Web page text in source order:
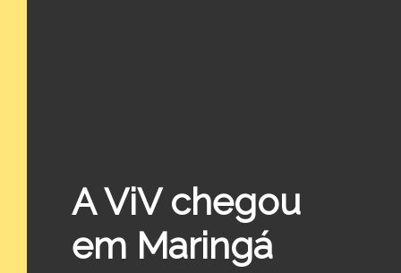
A ViV chegou
em Maringá